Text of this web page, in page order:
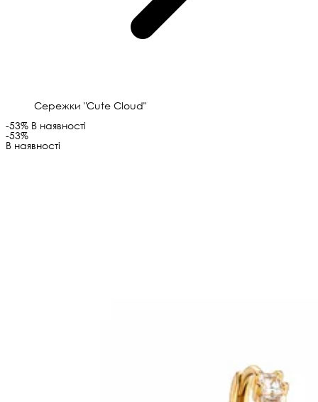
Сережки "Cute Cloud"
-53% В наявності
-53%
В наявності